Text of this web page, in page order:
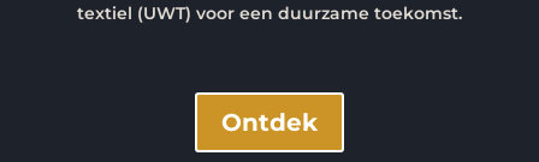
textiel (UWT) voor een duurzame toekomst.
Ontdek